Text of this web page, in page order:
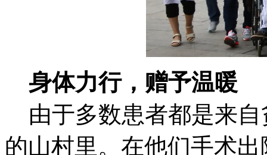
身体力行，赠予温暖
由于多数患者都是来自
的山村里。在他们手术